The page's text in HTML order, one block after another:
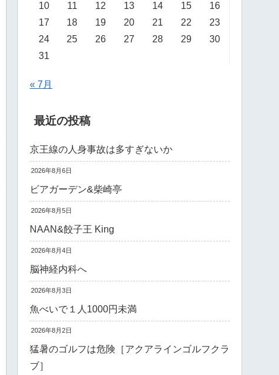
10
11 12 13 14 15
16
17
18 19 20 21 22
23
24
25 26 27 28 29
30
31
« 7月
最近の投稿
京王線の人身事故は多すぎないか
2026年8月6日
ビアガーデン&柴崎亭
2026年8月5日
NAAN&餃子王 King
2026年8月4日
脳神経内科へ
2026年8月3日
魚べいで１人1000円未満
2026年8月2日
猛暑のゴルフは危険［アクアラインゴルフクラ
ブ］